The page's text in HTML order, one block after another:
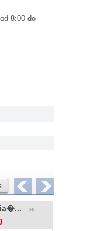
8:00 do